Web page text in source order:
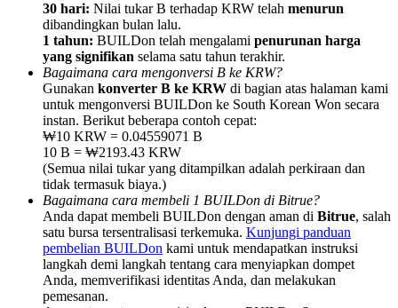
Undang teman untuk mendapatkan imbalan tunai
BTC Welcome Rewards
BTC Welcome Rewards
Deposit & Trade BTC to Share 25000 USDT prize pool!
30 hari: Nilai tukar B terhadap KRW telah menurun
dibandingkan bulan lalu.
1 tahun: BUILDon telah mengalami penurunan harga
yang signifikan selama satu tahun terakhir.
Bagaimana cara mengonversi B ke KRW?
Gunakan konverter B ke KRW di bagian atas halaman kami
untuk mengonversi BUILDon ke South Korean Won secara
instan. Berikut beberapa contoh cepat:
₩10 KRW = 0.04559071 B
10 B = ₩2193.43 KRW
(Semua nilai tukar yang ditampilkan adalah perkiraan dan
tidak termasuk biaya.)
Bagaimana cara membeli 1 BUILDon di Bitrue?
Anda dapat membeli BUILDon dengan aman di Bitrue, salah
satu bursa tersentralisasi terkemuka. Kunjungi panduan
pembelian BUILDon kami untuk mendapatkan instruksi
langkah demi langkah tentang cara menyiapkan dompet
Anda, memverifikasi identitas Anda, dan melakukan
pemesanan.